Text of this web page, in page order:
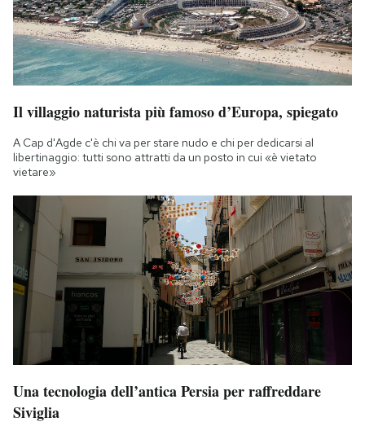
Il villaggio naturista più famoso d’Europa, spiegato
A Cap d'Agde c'è chi va per stare nudo e chi per dedicarsi al
libertinaggio: tutti sono attratti da un posto in cui «è vietato
vietare»
Una tecnologia dell’antica Persia per raffreddare
Siviglia